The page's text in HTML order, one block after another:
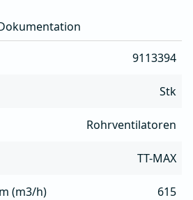
Laufradkugeln für
9113394
Stk
Rohrventilatoren
TT-MAX
(m3/h) 615